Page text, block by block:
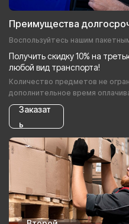
Преимущества
Воспользуйтесь нашим
Получить скидку 10% на
любой вид транспорта!
Количество предметов не
дополнительное время
Заказат
ь